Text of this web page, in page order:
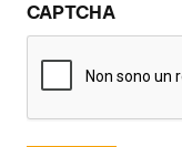
privacy
CAPTCHA